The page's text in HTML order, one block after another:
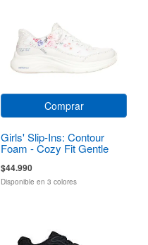
Comprar
Girls' Slip-Ins: Contour
Foam - Cozy Fit Gentle
$44.990
Disponible en 3 colores